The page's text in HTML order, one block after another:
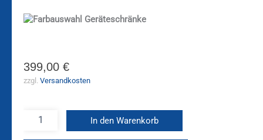
399,00 €
zzgl. Versandkosten
In den Warenkorb